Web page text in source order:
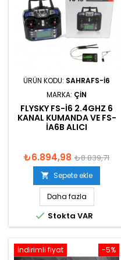
ÜRÜN KODU: SAHRAFS-I6
MARKA: ÇIN
FLYSKY FS-I6 2.4GHZ 6
KANAL KUMANDA VE FS-
IA6B ALICI
₺6.894,98 ₺8.839,71
 Sepete ekle
Daha fazla
 Stokta VAR
-5%
İndirimli fiyat